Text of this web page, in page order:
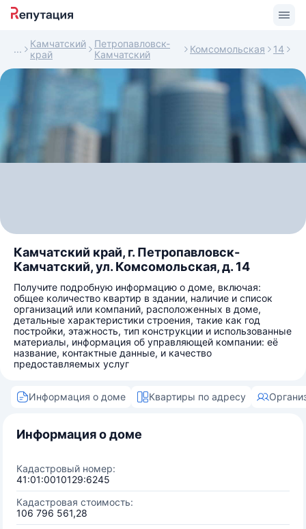
Камчатский
край
Петропавловск-
Камчатский
Комсомольская 14
Камчатский край, г. Петропавловск-
Камчатский, ул. Комсомольская, д. 14
Получите подробную информацию о доме, включая:
общее количество квартир в здании, наличие и список
организаций или компаний, расположенных в доме,
детальные характеристики строения, такие как год
постройки, этажность, тип конструкции и использованные
материалы, информация об управляющей компании: её
название, контактные данные, и качество
предоставляемых услуг
Информация о доме Квартиры по адресу
Информация о доме
Кадастровый номер:
41:01:0010129:6245
Кадастровая стоимость:
106 796 561,28